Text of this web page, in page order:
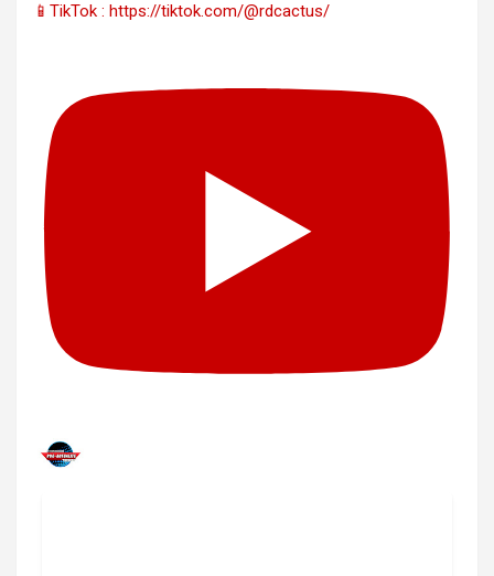
📱TikTok : https://tiktok.com/@rdcactus/